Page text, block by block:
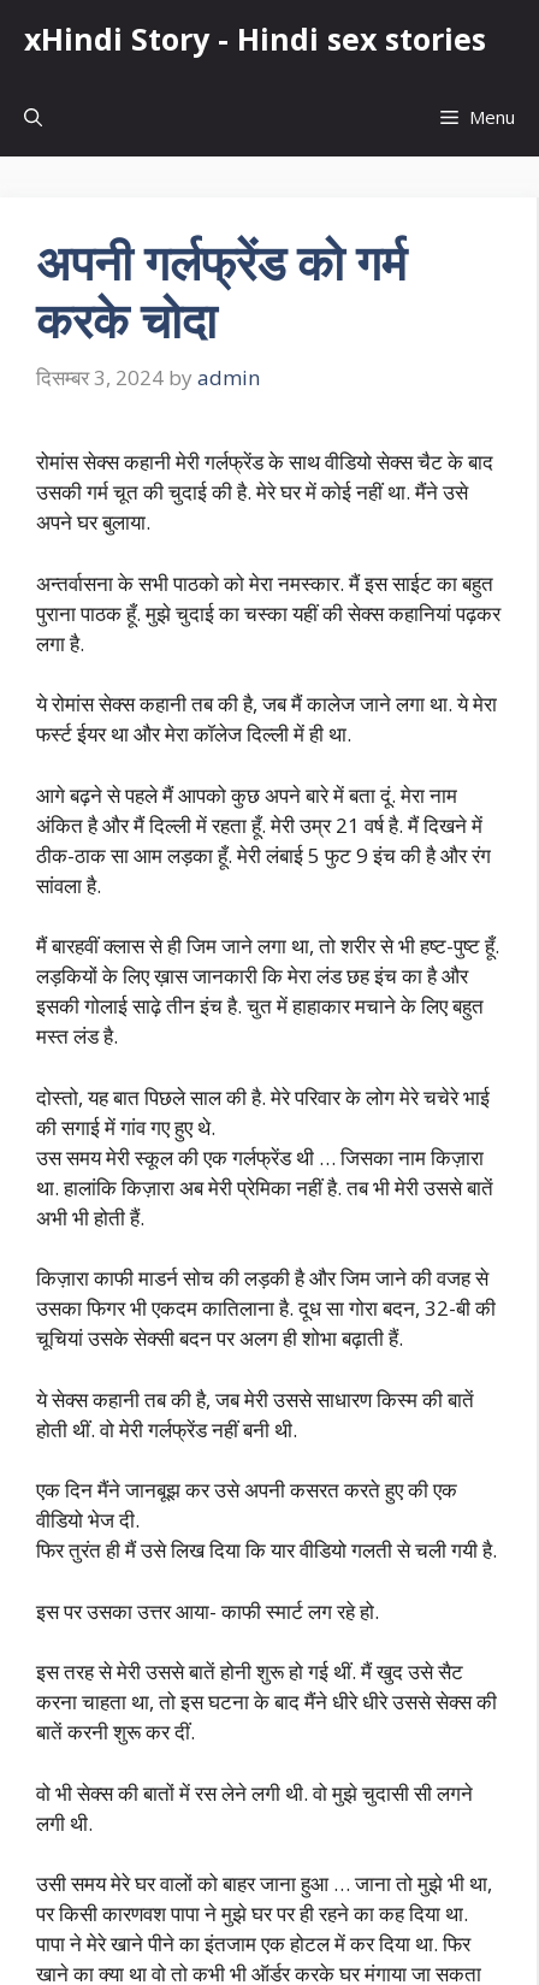
xHindi Story - Hindi sex stories
Menu
अपनी गर्लफ्रेंड को गर्म
करके चोदा
दिसम्बर 3, 2024 by admin
रोमांस सेक्स कहानी मेरी गर्लफ्रेंड के साथ वीडियो सेक्स चैट के बाद
उसकी गर्म चूत की चुदाई की है. मेरे घर में कोई नहीं था. मैंने उसे
अपने घर बुलाया.
अन्तर्वासना के सभी पाठको को मेरा नमस्कार. मैं इस साईट का बहुत
पुराना पाठक हूँ. मुझे चुदाई का चस्का यहीं की सेक्स कहानियां पढ़कर
लगा है.
ये रोमांस सेक्स कहानी तब की है, जब मैं कालेज जाने लगा था. ये मेरा
फर्स्ट ईयर था और मेरा कॉलेज दिल्ली में ही था.
आगे बढ़ने से पहले मैं आपको कुछ अपने बारे में बता दूं. मेरा नाम
अंकित है और मैं दिल्ली में रहता हूँ. मेरी उम्र 21 वर्ष है. मैं दिखने में
ठीक-ठाक सा आम लड़का हूँ. मेरी लंबाई 5 फुट 9 इंच की है और रंग
सांवला है.
मैं बारहवीं क्लास से ही जिम जाने लगा था, तो शरीर से भी हष्ट-पुष्ट हूँ.
लड़कियों के लिए ख़ास जानकारी कि मेरा लंड छह इंच का है और
इसकी गोलाई साढ़े तीन इंच है. चुत में हाहाकार मचाने के लिए बहुत
मस्त लंड है.
दोस्तो, यह बात पिछले साल की है. मेरे परिवार के लोग मेरे चचेरे भाई
की सगाई में गांव गए हुए थे.
उस समय मेरी स्कूल की एक गर्लफ्रेंड थी … जिसका नाम किज़ारा
था. हालांकि किज़ारा अब मेरी प्रेमिका नहीं है. तब भी मेरी उससे बातें
अभी भी होती हैं.
किज़ारा काफी माडर्न सोच की लड़की है और जिम जाने की वजह से
उसका फिगर भी एकदम कातिलाना है. दूध सा गोरा बदन, 32-बी की
चूचियां उसके सेक्सी बदन पर अलग ही शोभा बढ़ाती हैं.
ये सेक्स कहानी तब की है, जब मेरी उससे साधारण किस्म की बातें
होती थीं. वो मेरी गर्लफ्रेंड नहीं बनी थी.
एक दिन मैंने जानबूझ कर उसे अपनी कसरत करते हुए की एक
वीडियो भेज दी.
फिर तुरंत ही मैं उसे लिख दिया कि यार वीडियो गलती से चली गयी है.
इस पर उसका उत्तर आया- काफी स्मार्ट लग रहे हो.
इस तरह से मेरी उससे बातें होनी शुरू हो गई थीं. मैं खुद उसे सैट
करना चाहता था, तो इस घटना के बाद मैंने धीरे धीरे उससे सेक्स की
बातें करनी शुरू कर दीं.
वो भी सेक्स की बातों में रस लेने लगी थी. वो मुझे चुदासी सी लगने
लगी थी.
उसी समय मेरे घर वालों को बाहर जाना हुआ … जाना तो मुझे भी था,
पर किसी कारणवश पापा ने मुझे घर पर ही रहने का कह दिया था.
पापा ने मेरे खाने पीने का इंतजाम एक होटल में कर दिया था. फिर
खाने का क्या था वो तो कभी भी ऑर्डर करके घर मंगाया जा सकता